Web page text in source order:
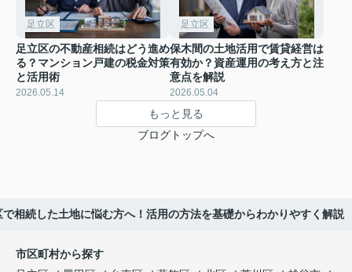
足立区
足立区の不動産相続はどう進め
る？マンション戸建の税金対策
と活用術
2026.05.14
足立区
保木間の土地活用で賃貸経営は
有効か？資産運用の考え方と注
意点を解説
2026.05.04
もっと見る
ブログトップへ
で相続した土地に悩む方へ！活用の方法を基礎からわかりやすく解説
市区町村から探す